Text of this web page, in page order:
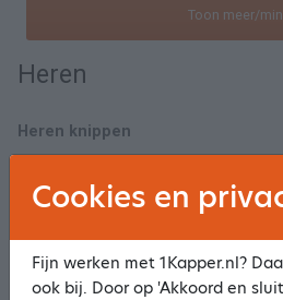
Toon meer/
Heren
Heren knippen
Randje/tondeuse
Baard trimmen
Cookies en
Fijn werken met 1Kapper.nl?
ook bij. Door op 'Akkoord en